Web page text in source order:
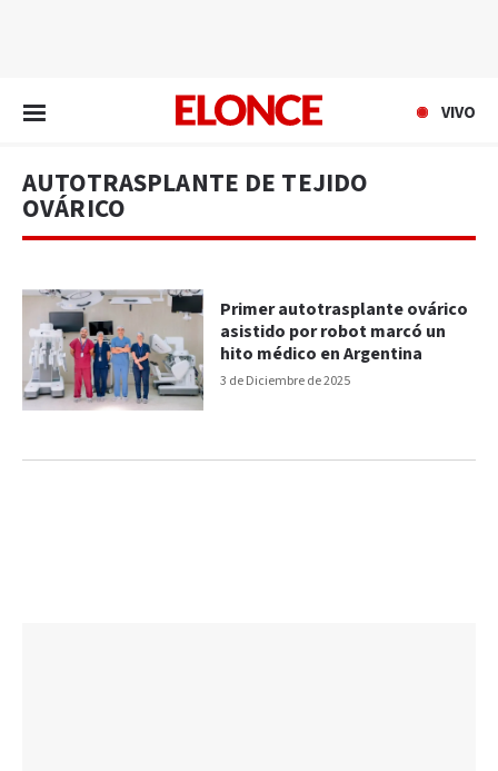
VIVO
AUTOTRASPLANTE DE TEJIDO
OVÁRICO
3 de Diciembre de 2025
Primer autotrasplante ovárico
asistido por robot marcó un
hito médico en Argentina